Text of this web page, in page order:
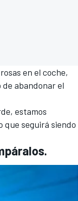
en el coche,
abandonar el
estamos
que seguirá siendo